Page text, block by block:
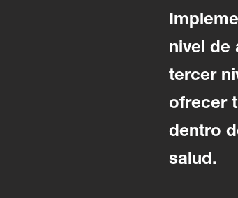
nivel de
tercer
ofrecer
dentro
salud.